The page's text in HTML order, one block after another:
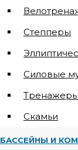
Степперы
Силовые
Скамьи
БАССЕЙНЫ И